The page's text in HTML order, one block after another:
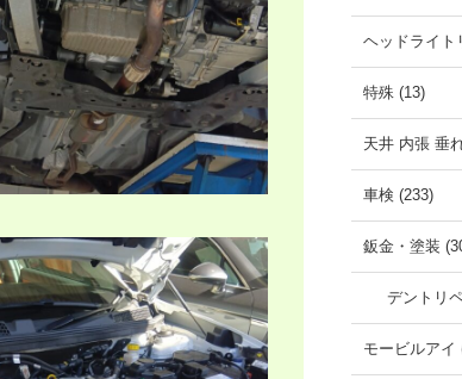
ヘッドライト
特殊 (13)
天井 内張 垂
車検 (233)
鈑金・塗装
デントリ
モービルアイ